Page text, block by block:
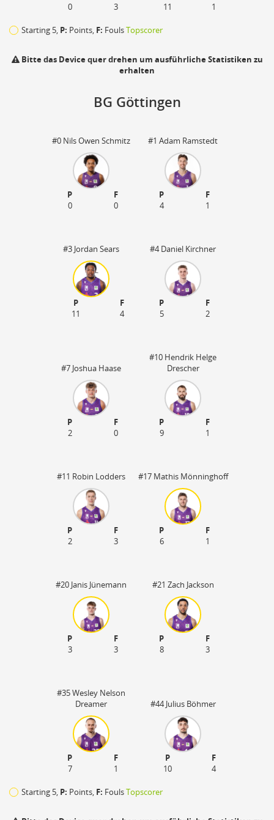
0
3
11
1
Starting 5, P: Points, F: FoulsTopscorer
Bitte das Device quer drehen um ausführliche Statistiken zu
erhalten
BG Göttingen
#0 Nils Owen Schmitz
P
F
0
0
#1 Adam Ramstedt
P
F
4
1
#3 Jordan Sears
P
F
11
4
#4 Daniel Kirchner
P
F
5
2
#7 Joshua Haase
P
F
2
0
#10 Hendrik Helge
Drescher
P
F
9
1
#11 Robin Lodders
P
F
2
3
#17 Mathis Mönninghoff
P
F
6
1
#20 Janis Jünemann
P
F
3
3
#21 Zach Jackson
P
F
8
3
#35 Wesley Nelson
Dreamer
P
F
7
1
#44 Julius Böhmer
P
F
10
4
Starting 5, P: Points, F: FoulsTopscorer